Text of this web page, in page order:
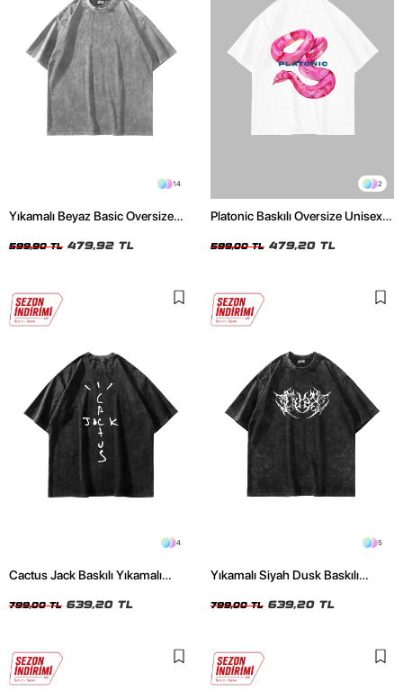
14
Yıkamalı Beyaz Basic Oversize
599,90 TL 479,92 TL
2
Platonic Baskılı Oversize Unisex
599,00 TL 479,20 TL
4
Cactus Jack Baskılı Yıkamalı
799,00 TL 639,20 TL
5
Yıkamalı Siyah Dusk Baskılı
799,00 TL 639,20 TL